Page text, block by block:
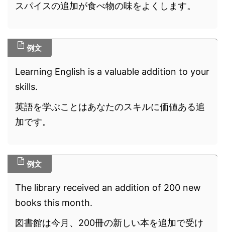
スパイスの追加が食べ物の味をよくします。
例文
Learning English is a valuable addition to your
skills.
英語を学ぶことはあなたのスキルに価値ある追
加です。
例文
The library received an addition of 200 new
books this month.
図書館は今月、200冊の新しい本を追加で受け